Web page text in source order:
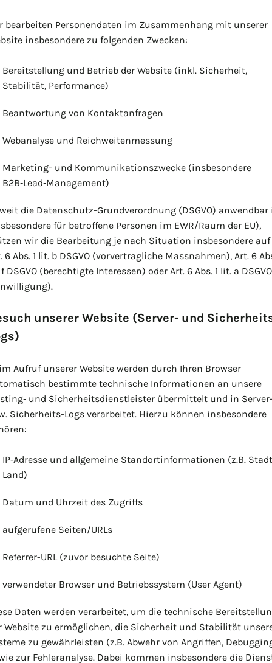
bearbeiten Personendaten im Zusammenhang mit unserer
insbesondere zu folgenden Zwecken:
Bereitstellung und Betrieb der Website (inkl. Sicherheit,
Stabilität, Performance)
Beantwortung von Kontaktanfragen
Webanalyse und Reichweitenmessung
Marketing- und Kommunikationszwecke (insbesondere
B2B‑Lead‑Management)
die Datenschutz-Grundverordnung (DSGVO) anwendbar
für betroffene Personen im EWR/Raum der EU),
wir die Bearbeitung je nach Situation insbesondere auf
6 Abs. 1 lit. b DSGVO (vorvertragliche Massnahmen), Art. 6
DSGVO (berechtigte Interessen) oder Art. 6 Abs. 1 lit. a DSGVO
unserer Website (Server- und
Aufruf unserer Website werden durch Ihren Browser
bestimmte technische Informationen an unsere
und Sicherheitsdienstleister übermittelt und in
Sicherheits-Logs verarbeitet. Hierzu können insbesondere
IP‑Adresse und allgemeine Standortinformationen (z.B.
Land)
Datum und Uhrzeit des Zugriffs
aufgerufene Seiten/URLs
Referrer-URL (zuvor besuchte Seite)
verwendeter Browser und Betriebssystem (User Agent)
Daten werden verarbeitet, um die technische
Website zu ermöglichen, die Sicherheit und Stabilität
zu gewährleisten (z.B. Abwehr von Angriffen,
zur Fehleranalyse. Dabei kommen insbesondere die